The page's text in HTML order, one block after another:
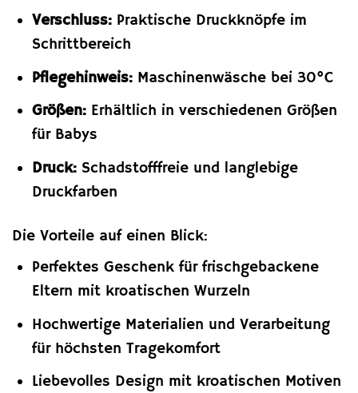
Verschluss:Praktische Druckknöpfe im
Schrittbereich
Pflegehinweis:Maschinenwäsche bei 30°C
Größen:Erhältlich in verschiedenen Größen
für Babys
Druck:Schadstofffreie und langlebige
Druckfarben
Die Vorteile auf einen Blick:
Perfektes Geschenk für frischgebackene
Eltern mit kroatischen Wurzeln
Hochwertige Materialien und Verarbeitung
für höchsten Tragekomfort
Liebevolles Design mit kroatischen Motiven